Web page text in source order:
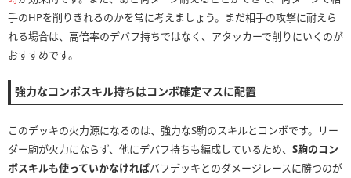
手のHPを削りきれるのかを常に考えましょう。まだ相手の攻撃に耐えら
れる場合は、高倍率のデバフ持ちではなく、アタッカーで削りにいくのが
おすすめです。
強力なコンボスキル持ちはコンボ確定マスに配置
このデッキの火力源になるのは、強力なS駒のスキルとコンボです。リー
ダー駒が火力にならず、他にデバフ持ちも編成しているため、 S駒のコン
ボスキルも使っていかなければバフデッキとのダメージレースに勝つのが